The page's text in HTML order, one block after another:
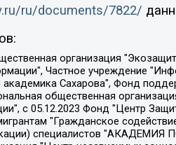
ru/documents/7822/
методический центр "Анна", Фонд содействия развитию массовых коммуникаций и правовому просвещению "Так-так-Так", Фонд содействия устойчивому развитию "Серебряная тайга", Свердловский региональный общественный фонд социальных проектов "Новое время", "Idel.Реалии", Кавказ.Реалии, Крым.Реалии, Телеканал Настоящее Время, Татаро-башкирская служба Радио Свобода (Azatliq Radiosi), Радио Свободная Европа/Радио Свобода (PCE/PC), "Сибирь.Реалии", "Фактограф", Благотворительный фонд помощи осужденным и их семьям, Автономная некоммерческая организация "Институт глобализации и социальных движений", Фонд "В защиту прав заключенных", Частное учреждение "Центр поддержки и содействия развитию средств массовой информации", Пензенский региональный общественный благотворительный фонд "Гражданский союз", "Север.Реалии", Некоммерческая организация Фонд "Правовая инициатива", Общество с ограниченной ответственностью "Радио Свободная Европа/Радио Свобода", Чешское информационное агентство "MEDIUM-ORIENT", Красноярская региональная общественная организация "Мы против СПИДа", Камалягин Денис Николаевич, Маркелов Сергей Евгеньевич, Пономарев Лев Александрович, Савицкая Людмила Алексеевна, Автономная некоммерческая организация "Центр по работе с проблемой насилия "НАСИЛИЮ.НЕТ", Межрегиональный профессиональный союз работников здравоохранения "Альянс врачей", Юридическое лицо, зарегистрированное в Латвийской Республике, SIA "Medusa Project" (регистрационный номер 40103797863, дата регистрации 10.06.2014), Некоммерческая организация "Фонд по борьбе с коррупцией", Автономная некоммерческая организация "Институт права и публичной политики", Баданин Роман Сергеевич, Гликин Максим Александрович, Железнова Мария Михайловна, Лукьянова Юлия Сергеевна, Маетная Елизавета Витальевна, Маняхин Петр Борисович, Чуракова Ольга Владимировна, Ярош Юлия Петровна, Юридическое лицо "The Insider SIA", зарегистрированное в Риге, Латвийская Республика (дата регистрации